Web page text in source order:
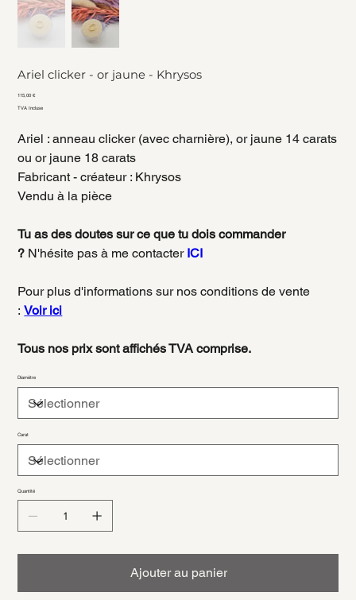
Ariel clicker - or jaune - Khrysos
Prix
115,00 €
TVA Incluse
Ariel : anneau clicker (avec charnière), or jaune 14 carats
ou or jaune 18 carats
Fabricant - créateur : Khrysos
Vendu à la pièce
Tu as des doutes sur ce que tu dois commander
? N'hésite pas à me contacter ICI
Pour plus d'informations sur nos conditions de vente
:Voir ici
Tous nos prix sont affichés TVA comprise.
Diamètre
Carat
Quantité
Ajouter au panier